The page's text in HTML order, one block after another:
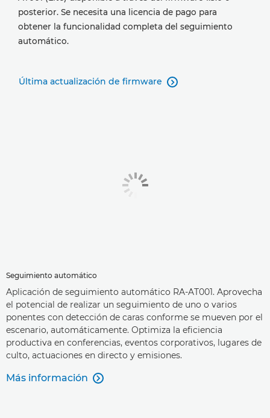
posterior. Se necesita una licencia de pago para
obtener la funcionalidad completa del seguimiento
automático.
Última actualización de firmware 
Seguimiento automático
Aplicación de seguimiento automático RA-AT001. Aprovecha
el potencial de realizar un seguimiento de uno o varios
ponentes con detección de caras conforme se mueven por el
escenario, automáticamente. Optimiza la eficiencia
productiva en conferencias, eventos corporativos, lugares de
culto, actuaciones en directo y emisiones.
Más información 